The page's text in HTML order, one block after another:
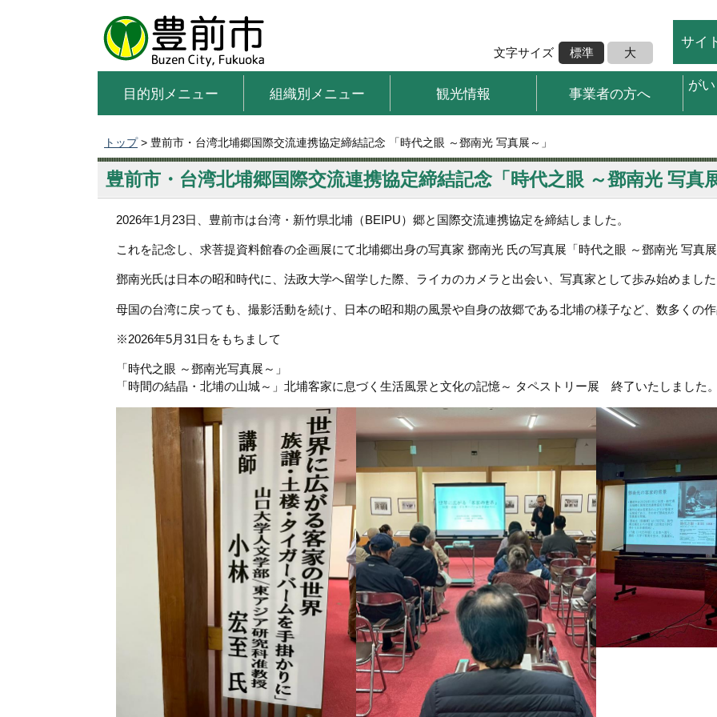
目的別メニュー 組織別メニュー 観光情報 事業者の方へ が
文字サイズ 標準 大
サイ
トップ> 豊前市・台湾北埔郷国際交流連携協定締結記念 「時代之眼 ～鄧南光 写真展～」
豊前市・台湾北埔郷国際交流連携協定締結記念「時代之眼 ～鄧南光 写真
2026年1月23日、豊前市は台湾・新竹県北埔（BEIPU）郷と国際交流連携協定を締結しました。
これを記念し、求菩提資料館春の企画展にて北埔郷出身の写真家 鄧南光 氏の写真展「時代之眼 ～鄧南光 写真
鄧南光氏は日本の昭和時代に、法政大学へ留学した際、ライカのカメラと出会い、写真家として歩み始めまし
母国の台湾に戻っても、撮影活動を続け、日本の昭和期の風景や自身の故郷である北埔の様子など、数多くの
※2026年5月31日をもちまして
「時代之眼 ～鄧南光写真展～」
「時間の結晶・北埔の山城～」北埔客家に息づく生活風景と文化の記憶～ タペストリー展 終了いたしました